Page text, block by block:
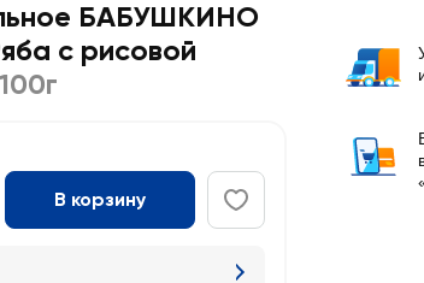
БАБУШКИНО
с рисовой
100г
В корзину